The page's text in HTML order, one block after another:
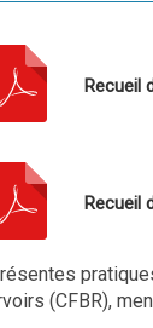
Recueil
Recueil
(CFBR),